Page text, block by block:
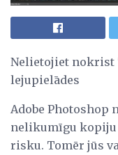
Nelietojiet nokrist
lejupielādes
Adobe Photoshop
nelikumīgu kopiju
risku. Tomēr jūs